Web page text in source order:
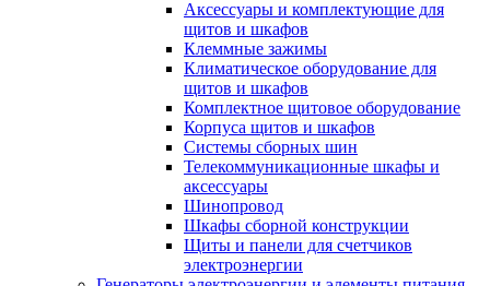
Аксессуары и комплектующие для
щитов и шкафов
Клеммные зажимы
Климатическое оборудование для
щитов и шкафов
Комплектное щитовое оборудование
Корпуса щитов и шкафов
Системы сборных шин
Телекоммуникационные шкафы и
аксессуары
Шинопровод
Шкафы сборной конструкции
Щиты и панели для счетчиков
электроэнергии